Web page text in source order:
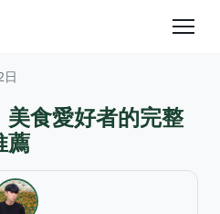
食愛好者的完整
薦